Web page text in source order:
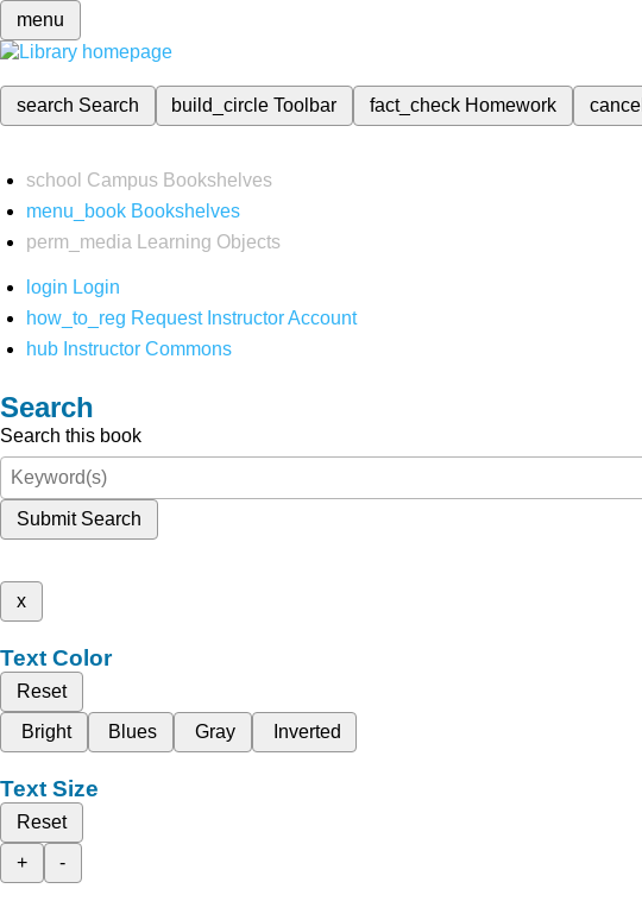
menu
search Search build_circleToolbar fact_check Homework cancel
school Campus Bookshelves
menu_book Bookshelves
perm_media
Learning Objects
login Login
how_to_reg Request Instructor Account
hub Instructor Commons
Search
Search this book
Submit Search
x
Text Color
Reset
Bright
Blues Gray Inverted
Text Size
Reset
+
-